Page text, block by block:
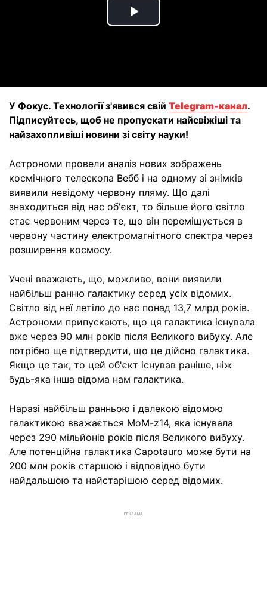
Play
У Фокус. Технології з'явився свій Telegram-канал.
Підписуйтесь, щоб не пропускати найсвіжіші та
найзахопливіші новини зі світу науки!
Астрономи провели аналіз нових зображень
космічного телескопа Вебб і на одному зі знімків
виявили невідому червону пляму. Що далі
знаходиться від нас об'єкт, то більше його світло
стає червоним через те, що він переміщується в
червону частину електромагнітного спектра через
розширення космосу.
Учені вважають, що, можливо, вони виявили
найбільш ранню галактику серед усіх відомих.
Світло від неї летіло до нас понад 13,7 млрд років.
Астрономи припускають, що ця галактика існувала
вже через 90 млн років після Великого вибуху. Але
потрібно ще підтвердити, що це дійсно галактика.
Якщо це так, то цей об'єкт існував раніше, ніж
будь-яка інша відома нам галактика.
Наразі найбільш ранньою і далекою відомою
галактикою вважається MoM-z14, яка існувала
через 290 мільйонів років після Великого вибуху.
Але потенційна галактика Capotauro може бути на
200 млн років старшою і відповідно бути
найдальшою та найстарішою серед відомих.
РЕКЛАМА